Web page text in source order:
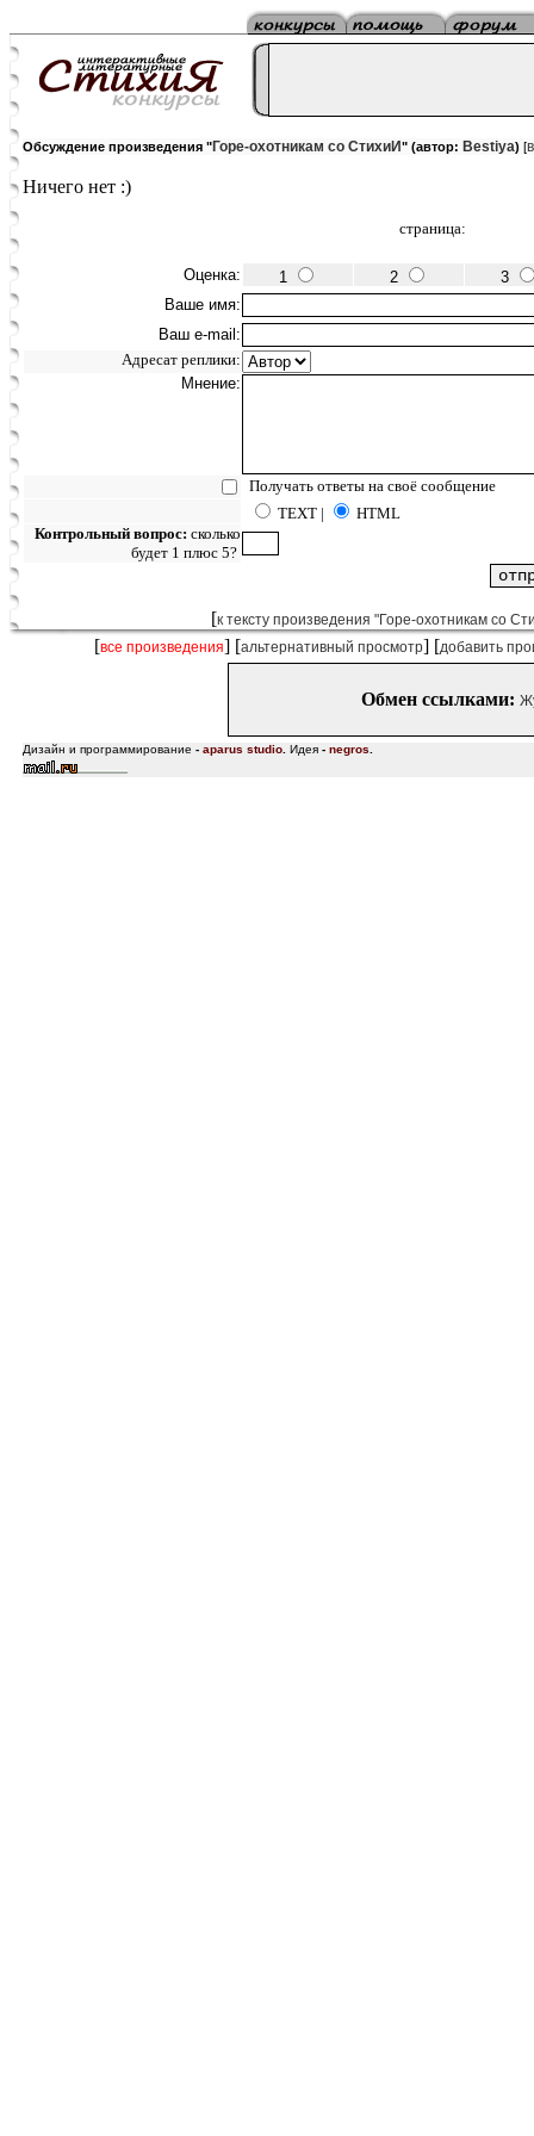
Обсуждение произведения "Горе-охотникам со СтихиИ" (автор: Bestiya) [
Ничего нет :)
страница:
Оценка: 1 2
3
Ваше имя:
Ваш e-mail:
Адресат реплики:
Мнение:
Получать ответы на своё сообщение
TEXT |
HTML
Контрольный вопрос: сколько
будет 1 плюс 5?
[к тексту произведения "Горе-охотникам со
[все произведения] [альтернативный просмотр] [добавить
Обмен ссылками:
Дизайн и программирование - aparus studio Идея - negros